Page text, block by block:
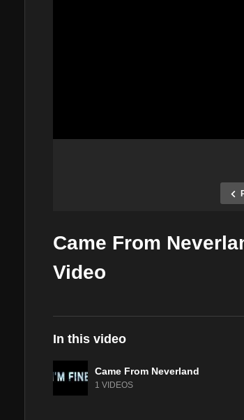
Came From
Video
In this video
Came From Neverland
1 VIDEOS